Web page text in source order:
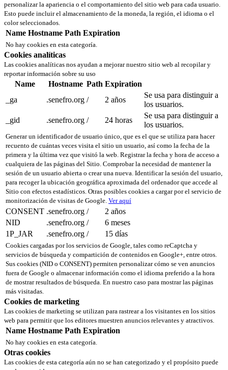
personalizar la apariencia o el comportamiento del sitio web para cada usuario.
Esto puede incluir el almacenamiento de la moneda, la región, el idioma o el
color seleccionados.
Name Hostname Path Expiration
No hay cookies en esta categoría.
Cookies analíticas
Las cookies analíticas nos ayudan a mejorar nuestro sitio web al recopilar y
reportar información sobre su uso
Name Hostname Path Expiration
_ga
.senefro.org / 2 años
Se usa para distinguir a
los usuarios.
_gid
.senefro.org / 24 horas
Se usa para distinguir a
los usuarios.
Generar un identificador de usuario único, que es el que se utiliza para hacer
recuento de cuántas veces visita el sitio un usuario, así como la fecha de la
primera y la última vez que visitó la web. Registrar la fecha y hora de acceso a
cualquiera de las páginas del Sitio. Comprobar la necesidad de mantener la
sesión de un usuario abierta o crear una nueva. Identificar la sesión del usuario,
para recoger la ubicación geográfica aproximada del ordenador que accede al
Sitio con efectos estadísticos. Otras posibles cookies a cargar por el servicio de
monitorización de visitas de Google. Ver aquí
CONSENT .senefro.org /
2 años
NID
.senefro.org /
6 meses
1P_JAR
.senefro.org / 15 días
Cookies cargadas por los servicios de Google, tales como reCaptcha y
servicios de búsqueda y compartición de contenidos en Google+, entre otros.
Sus cookies (NID o CONSENT) permiten personalizar cómo se ven anuncios
fuera de Google o almacenar información como el idioma preferido a la hora
de mostrar resultados de búsqueda. En nuestro caso para mostrar las páginas
más visitadas.
Cookies de marketing
Las cookies de marketing se utilizan para rastrear a los visitantes en los sitios
web para permitir que los editores muestren anuncios relevantes y atractivos.
Name Hostname Path Expiration
No hay cookies en esta categoría.
Otras cookies
Las cookies de esta categoría aún no se han categorizado y el propósito puede